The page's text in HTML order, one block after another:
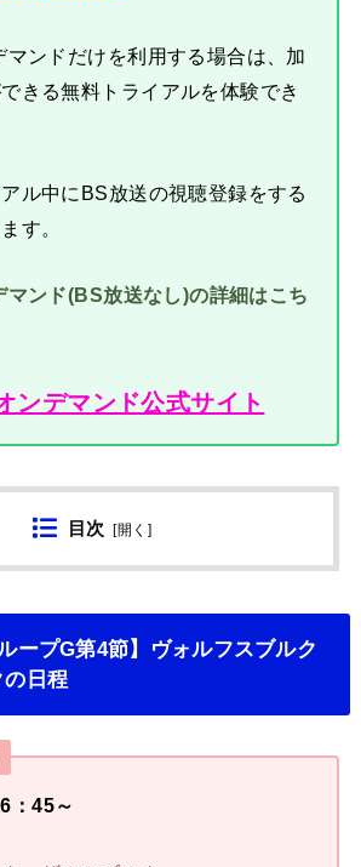
マンドだけを利用する場合は、加
きる無料トライアルを体験でき
ル中にBS放送の視聴登録をする
す。
マンド(BS放送なし)の詳細はこち
ンデマンド公式サイト
目次 [開く ]
ープG第4節】ヴォルフスブルク
の日程
：45～